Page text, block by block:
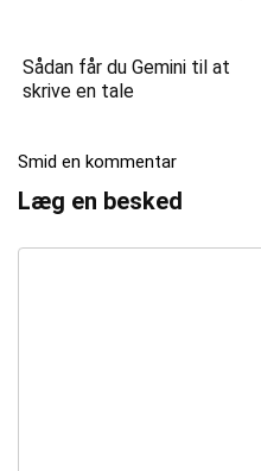
Sådan får du Gemini til at
skrive en tale
Smid en kommentar
Læg en besked